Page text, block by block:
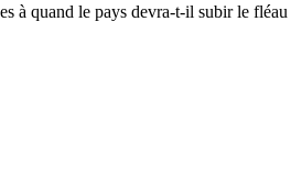
à quand le pays devra-t-il subir le